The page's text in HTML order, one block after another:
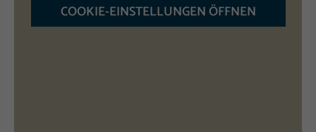
COOKIE-EINSTELLUNGEN ÖFFNEN